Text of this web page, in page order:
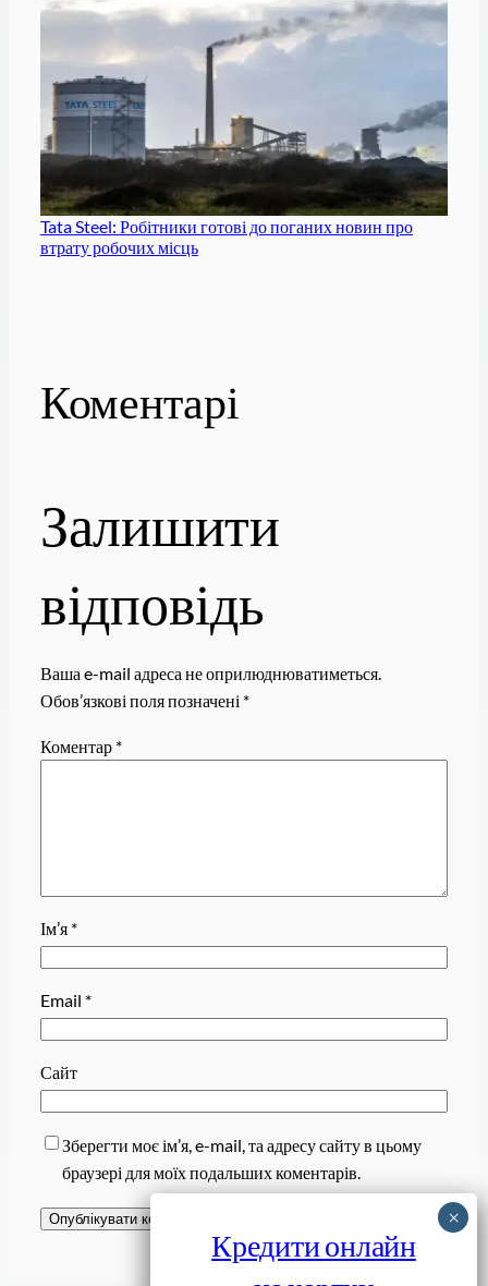
Tata Steel: Робітники готові до поганих новин про
втрату робочих місць
Коментарі
Залишити
відповідь
Ваша e-mail адреса не оприлюднюватиметься.
Обов’язкові поля позначені *
Коментар *
Ім’я *
Email *
Сайт
Зберегти моє ім’я, e-mail, та адресу сайту в цьому
браузері для моїх подальших коментарів.
Кредити онлайн